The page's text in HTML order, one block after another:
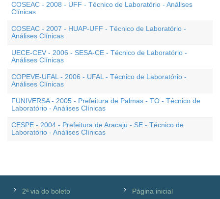
COSEAC - 2008 - UFF - Técnico de Laboratório - Análises
Clínicas
COSEAC - 2007 - HUAP-UFF - Técnico de Laboratório -
Análises Clínicas
UECE-CEV - 2006 - SESA-CE - Técnico de Laboratório -
Análises Clínicas
COPEVE-UFAL - 2006 - UFAL - Técnico de Laboratório -
Análises Clínicas
FUNIVERSA - 2005 - Prefeitura de Palmas - TO - Técnico de
Laboratório - Análises Clínicas
CESPE - 2004 - Prefeitura de Aracaju - SE - Técnico de
Laboratório - Análises Clínicas
2ª via do boleto Página inicial